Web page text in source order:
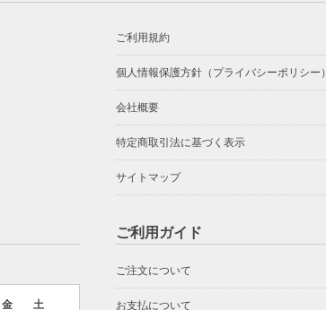
ご利用規約
個人情報保護方針（プライバシーポリシー）
会社概要
特定商取引法に基づく表示
サイトマップ
金 土
ご利用ガイド
ご注文について
お支払について